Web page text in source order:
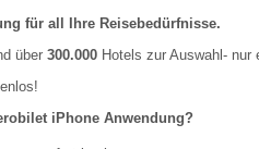
für all Ihre Reisebedürfnisse.
über 300.000Hotels zur Auswahl- nur
iPhone Anwendung?